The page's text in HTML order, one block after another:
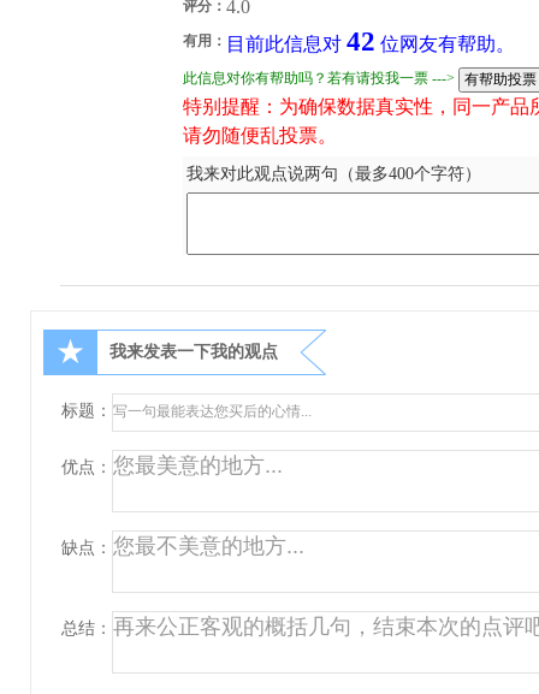
评分： 4.0
有用： 目前此信息对 42 位网友有帮助。
此信息对你有帮助吗？若有请投我一票 --->
特别提醒：为确保数据真实性，同一产
请勿随便乱投票。
我来对此观点说两句（最多400个字符）
★ 我来发表一下我的观点
标题：
优点：
缺点：
总结：